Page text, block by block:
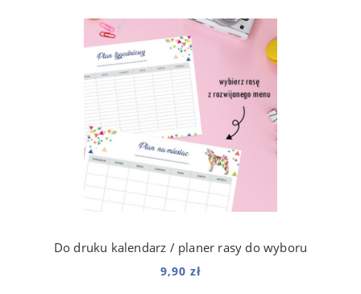
Do druku kalendarz / planer rasy do wyboru
9,90 zł